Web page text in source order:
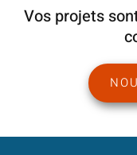
Vos projets